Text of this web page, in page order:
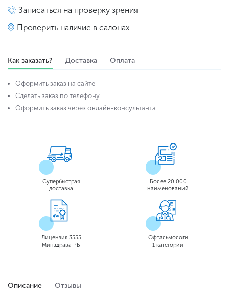
Записаться на проверку зрения
Проверить наличие в салонах
Как заказать? Доставка Оплата
Оформить заказ на сайте
Сделать заказ по телефону
Оформить заказ через онлайн-консультанта
Супербыстрая
доставка
Более 20 000
наименований
Лицензия 3555
Минздрава РБ
Офтальмологи
1 категории
Описание Отзывы